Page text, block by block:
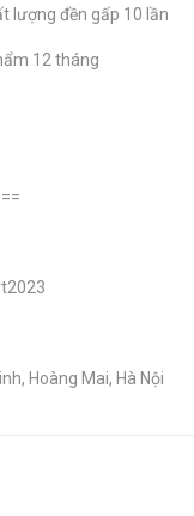
lượng đền gấp 10 lần
12 tháng
Hoàng Mai, Hà Nội